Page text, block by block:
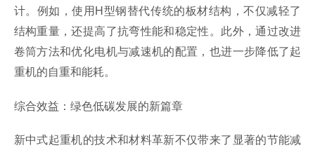
计。例如，使用H型钢替代传统的板材结构，不仅减轻了
结构重量，还提高了抗弯性能和稳定性。此外，通过改进
卷筒方法和优化电机与减速机的配置，也进一步降低了起
重机的自重和能耗。
综合效益：绿色低碳发展的新篇章
新中式起重机的技术和材料革新不仅带来了显著的节能减